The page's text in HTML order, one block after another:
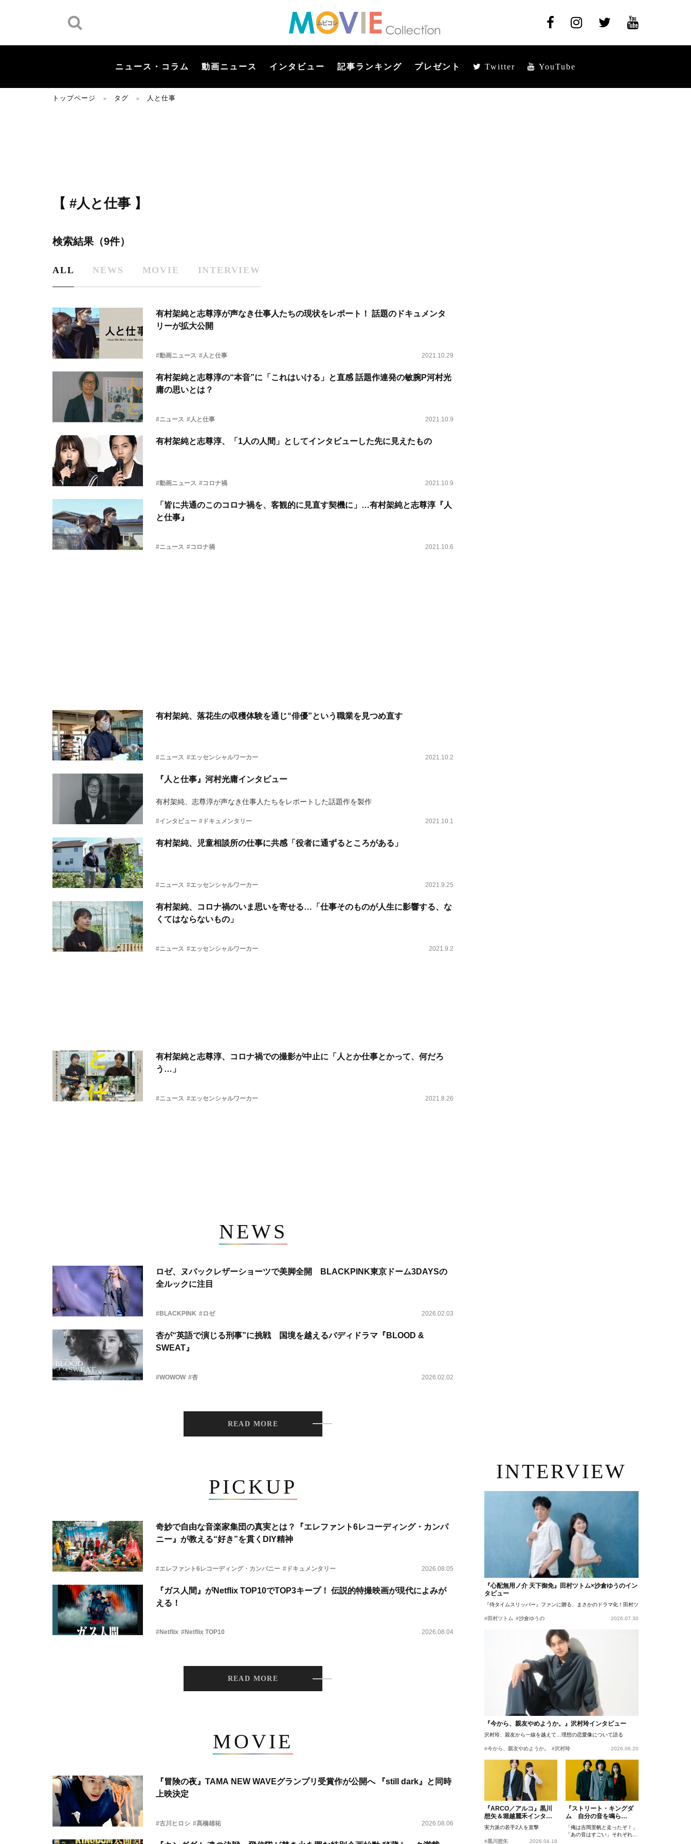
ニュース・コラム 動画ニュース インタビュー 記事ランキング プレゼント Twitter YouTube
トップページ ＞ タグ ＞ 人と仕事
【 #人と仕事 】
検索結果（9件）
ALL NEWS MOVIE INTERVIEW
有村架純と志尊淳が声なき仕事人たちの現状をレポート！ 話題のドキュメンタ
リーが拡大公開
#動画ニュース #人と仕事 2021.10.29
有村架純と志尊淳の“本音”に「これはいける」と直感 話題作連発の敏腕P河村光
庸の思いとは？
#ニュース #人と仕事 2021.10.9
有村架純と志尊淳、「1人の人間」としてインタビューした先に見えたもの
#動画ニュース #コロナ禍 2021.10.9
「皆に共通のこのコロナ禍を、客観的に見直す契機に」…有村架純と志尊淳『人
と仕事』
#ニュース #コロナ禍 2021.10.6
有村架純、落花生の収穫体験を通じ“俳優”という職業を見つめ直す
#ニュース #エッセンシャルワーカー 2021.10.2
『人と仕事』河村光庸インタビュー
有村架純、志尊淳が声なき仕事人たちをレポートした話題作を製作
#インタビュー #ドキュメンタリー 2021.10.1
有村架純、児童相談所の仕事に共感「役者に通ずるところがある」
#ニュース #エッセンシャルワーカー 2021.9.25
有村架純、コロナ禍のいま思いを寄せる…「仕事そのものが人生に影響する、な
くてはならないもの」
#ニュース #エッセンシャルワーカー 2021.9.2
有村架純と志尊淳、コロナ禍での撮影が中止に「人とか仕事とかって、何だろ
う…」
#ニュース #エッセンシャルワーカー 2021.8.26
NEWS
ロゼ、ヌバックレザーショーツで美脚全開 BLACKPINK東京ドーム3DAYSの
全ルックに注目
#BLACKPINK #ロゼ 2026.02.03
杏が“英語で演じる刑事”に挑戦 国境を越えるバディドラマ『BLOOD &
SWEAT』
#WOWOW #杏 2026.02.02
READ MORE
PICKUP
奇妙で自由な音楽家集団の真実とは？『エレファント6レコーディング・カンパ
ニー』が教える“好き”を貫くDIY精神
#エレファント6レコーディング・カンパニー #ドキュメンタリー 2026.08.05
『ガス人間』がNetflix TOP10でTOP3キープ！ 伝説的特撮映画が現代によみが
える！
#Netflix #Netflix TOP10 2026.08.04
READ MORE
MOVIE
『冒険の夜』TAMA NEW WAVEグランプリ受賞作が公開へ 『still dark』と同時
上映決定
#古川ヒロシ #髙橋雄祐 2026.08.06
INTERVIEW
『心配無用ノ介 天下御免』田村ツトム×沙倉ゆうのイン
タビュー
『侍タイムスリッパー』ファンに贈る、まさかのドラマ化！田村ツトム×沙倉ゆうのが語
#田村ツトム #沙倉ゆうの 2026.07.30
『今から、親友やめようか。』沢村玲インタビュー
沢村玲、親友から一線を越えて…理想の恋愛像について語る
#今から、親友やめようか。 #沢村玲 2026.06.20
『ARCO／アルコ』黒川
想矢＆堀越麗禾インタビ
ュー
実力派の若手2人を直撃
#黒川想矢 2026.04.18
『ストリート・キングダ
ム 自分の音を鳴ら
せ。』峯田和伸、若葉竜
也、吉岡里帆インタビュ
ー
「俺は吉岡里帆と走ったぞ！」
「あの音はすごい」それぞれの